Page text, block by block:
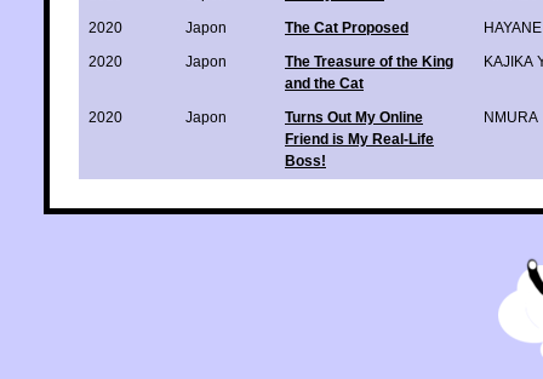
2020
Japon The Cat Proposed
2020
Japon
The Treasure of the King
and the Cat
KAJIKA
2020 Japon
Turns Out My Online
Friend is My Real-Life
Boss!
NMURA